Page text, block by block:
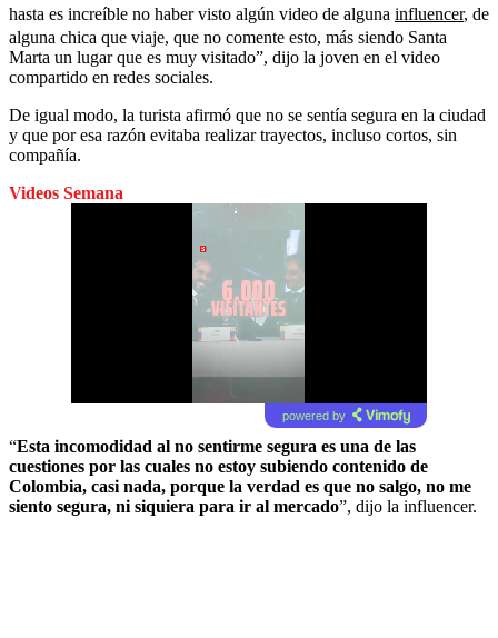
hasta es increíble no haber visto algún video de alguna influencer, de
alguna chica que viaje, que no comente esto, más siendo Santa
Marta un lugar que es muy visitado”, dijo la joven en el video
compartido en redes sociales.
De igual modo, la turista afirmó que no se sentía segura en la ciudad
y que por esa razón evitaba realizar trayectos, incluso cortos, sin
compañía.
Videos Semana
powered by
“Esta incomodidad al no sentirme segura es una de las
cuestiones por las cuales no estoy subiendo contenido de
Colombia, casi nada, porque la verdad es que no salgo, no me
siento segura, ni siquiera para ir al mercado”, dijo la influencer.